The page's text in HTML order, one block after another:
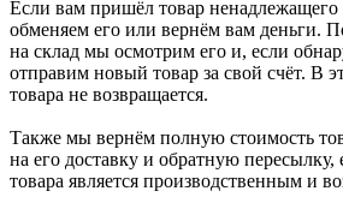
Если вам пришёл товар ненадлежащего
обменяем его или вернём вам деньги.
на склад мы осмотрим его и, если
отправим новый товар за свой счёт. В
товара не возвращается.
Также мы вернём полную стоимость
на его доставку и обратную пересылку,
товара является производственным и